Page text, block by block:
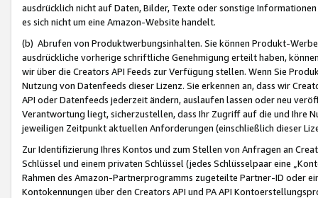
ausdrücklich nicht auf Daten, Bilder, Texte oder sonstige
es sich nicht um eine Amazon-Website handelt.
(b) Abrufen von Produktwerbungsinhalten. Sie können Produkt-
ausdrückliche vorherige schriftliche Genehmigung erteilt haben,
wir über die Creators API Feeds zur Verfügung stellen. Wenn Sie
Nutzung von Datenfeeds dieser Lizenz. Sie erkennen an, dass wir
API oder Datenfeeds jederzeit ändern, auslaufen lassen oder neu
Verantwortung liegt, sicherzustellen, dass Ihr Zugriff auf die und Ihre
jeweiligen Zeitpunkt aktuellen Anforderungen (einschließlich dieser
Zur Identifizierung Ihres Kontos und zum Stellen von Anfragen an
Schlüssel und einem privaten Schlüssel (jedes Schlüsselpaar eine
Rahmen des Amazon-Partnerprogramms zugeteilte Partner-ID oder
Kontokennungen über den Creators API und PA API